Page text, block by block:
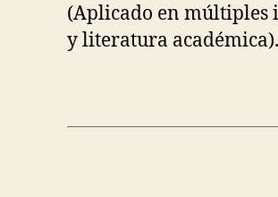
(Aplicado en múltiples
y literatura académica).